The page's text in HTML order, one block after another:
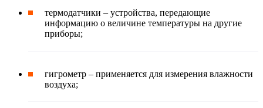
термодатчики – устройства, передающие
информацию о величине температуры на другие
приборы;
гигрометр – применяется для измерения влажности
воздуха;